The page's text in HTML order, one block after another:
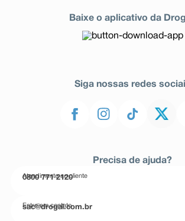
Baixe o aplicativo da
Siga nossas redes
Precisa de ajuda?
Atendimento ao cliente
0800 771 2120
Entre em contato
sac@drogal.com.br